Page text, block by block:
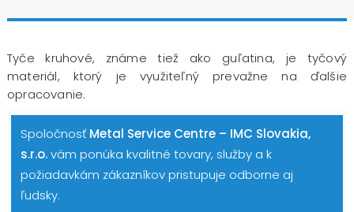
Tyče kruhové, známe tiež ako guľatina, je tyčový
materiál, ktorý je využiteľný prevažne na ďalšie
opracovanie.
Spoločnosť Metal Service Centre – IMC Slovakia,
s.r.o.vám ponúka kvalitné tovary, služby a k
požiadavkám zákazníkov pristupuje odborne aj
ľudsky.